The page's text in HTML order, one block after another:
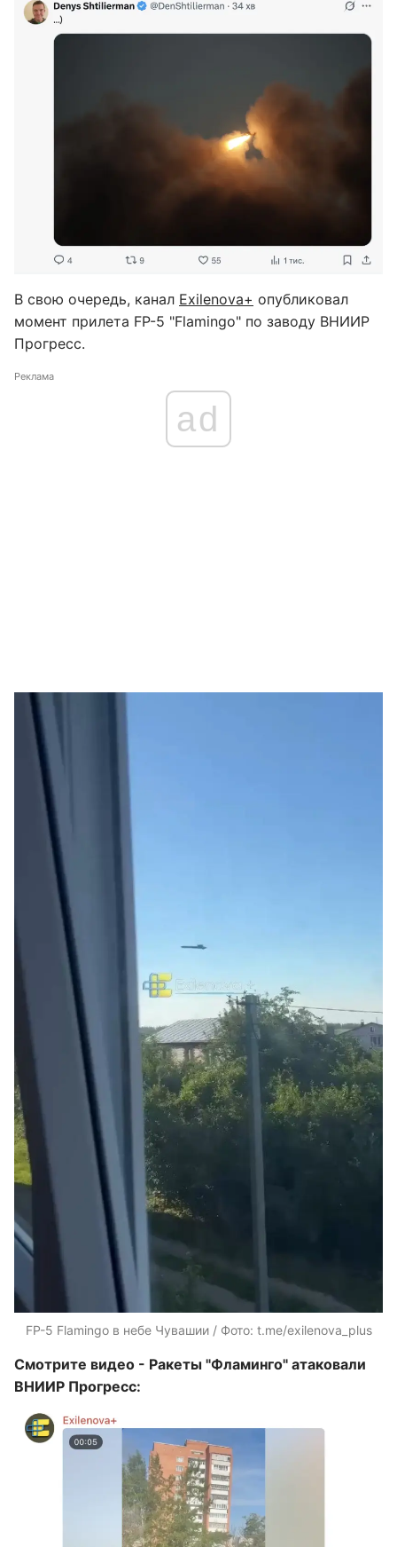
В свою очередь, канал Exilenova+ опубликовал
момент прилета FP-5 "Flamingo" по заводу ВНИИР
Прогресс.
Реклама
ad
FP-5 Flamingo в небе Чувашии / Фото: t.me/exilenova_plus
Смотрите видео - Ракеты "Фламинго" атаковали
ВНИИР Прогресс: